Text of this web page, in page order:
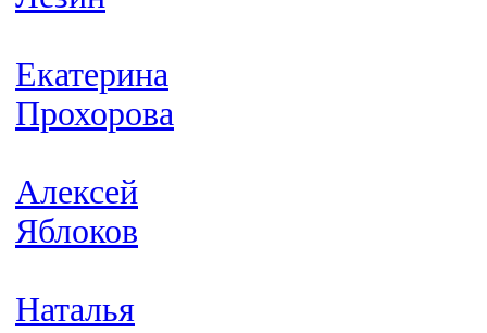
Екатерина
Прохорова
Алексей
Яблоков
Наталья